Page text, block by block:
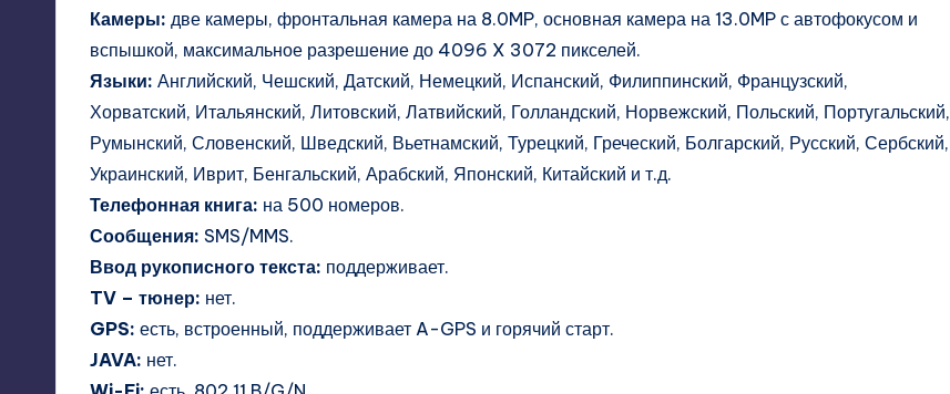
Камеры: две камеры, фронтальная камера на 8.0MP, основная камера на 13.0MP с автофокусом и
вспышкой, максимальное разрешение до 4096 X 3072 пикселей.
Языки: Английский, Чешский, Датский, Немецкий, Испанский, Филиппинский, Французский,
Хорватский, Итальянский, Литовский, Латвийский, Голландский, Норвежский, Польский, Португальский,
Румынский, Словенский, Шведский, Вьетнамский, Турецкий, Греческий, Болгарский, Русский, Сербский,
Украинский, Иврит, Бенгальский, Арабский, Японский, Китайский и т.д.
Телефонная книга: на 500 номеров.
Сообщения: SMS/MMS.
Ввод рукописного текста: поддерживает.
TV – тюнер: нет.
GPS: есть, встроенный, поддерживает A-GPS и горячий старт.
JAVA: нет.